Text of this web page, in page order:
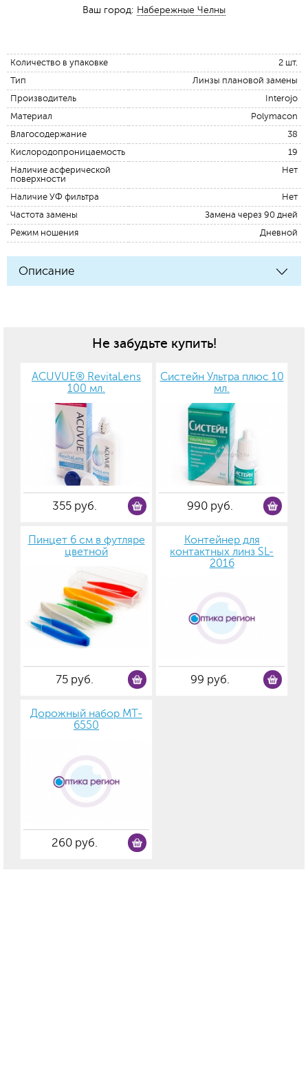
Ваш город: Набережные Челны
Количество в упаковке
2 шт.
Тип
Линзы плановой замены
Производитель
Interojo
Материал
Polymacon
Влагосодержание
38
Кислородопроницаемость
19
Наличие асферической
поверхности
Нет
Наличие УФ фильтра
Нет
Частота замены
Замена через 90 дней
Режим ношения
Дневной
Описание
Не забудьте купить!
ACUVUE® RevitaLens
100 мл.
355 руб.
Систейн Ультра плюс 10
мл.
990 руб.
Пинцет 6 см в футляре
цветной
75 руб.
Контейнер для
контактных линз SL-
2016
99 руб.
Дорожный набор MT-
6550
260 руб.